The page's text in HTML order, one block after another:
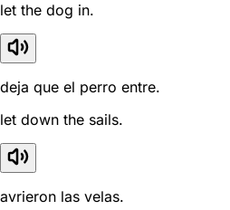
let the dog in.
deja que el perro entre.
let down the sails.
avrieron las velas.